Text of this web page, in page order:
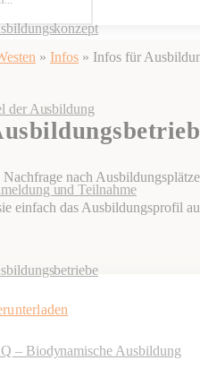
der Ausbildung
und Teilnahme
– Biodynamische Ausbildung
» Infos » Infos für
nach
einfach das Ausbildungsprofil